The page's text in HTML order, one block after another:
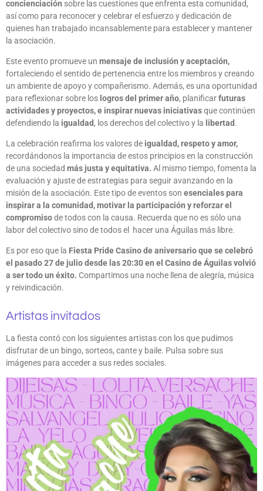
concienciación sobre las cuestiones que enfrenta esta comunidad,
así como para reconocer y celebrar el esfuerzo y dedicación de
quienes han trabajado incansablemente para establecer y mantener
la asociación.
Este evento promueve un mensaje de inclusión y aceptación,
fortaleciendo el sentido de pertenencia entre los miembros y creando
un ambiente de apoyo y compañerismo. Además, es una oportunidad
para reflexionar sobre los logros del primer año, planificarfuturas
actividades y proyectos, e inspirar nuevas iniciativasque continúen
defendiendo la igualdad, los derechos del colectivo y la libertad.
La celebración reafirma los valores de igualdad, respeto y amor,
recordándonos la importancia de estos principios en la construcción
de una sociedad más justa y equitativa. Al mismo tiempo, fomenta la
evaluación y ajuste de estrategias para seguir avanzando en la
misión de la asociación. Este tipo de eventos son esenciales para
inspirar a la comunidad, motivar la participación y reforzar el
compromisode todos con la causa. Recuerda que no es sólo una
labor del colectivo sino de todos el hacer una Águilas más libre.
Es por eso que la Fiesta Pride Casino de aniversario que se celebró
el pasado 27 de julio desde las 20:30 en el Casino de Águilas volvió
a ser todo un éxito. Compartimos una noche llena de alegría, música
y reivindicación.
Artistas invitados
La fiesta contó con los siguientes artistas con los que pudimos
disfrutar de un bingo, sorteos, cante y baile. Pulsa sobre sus
imágenes para acceder a sus redes sociales.